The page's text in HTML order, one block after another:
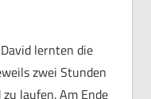
lernten die
zwei Stunden
laufen. Am Ende